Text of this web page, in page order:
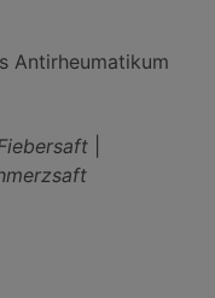
Antirheumatikum